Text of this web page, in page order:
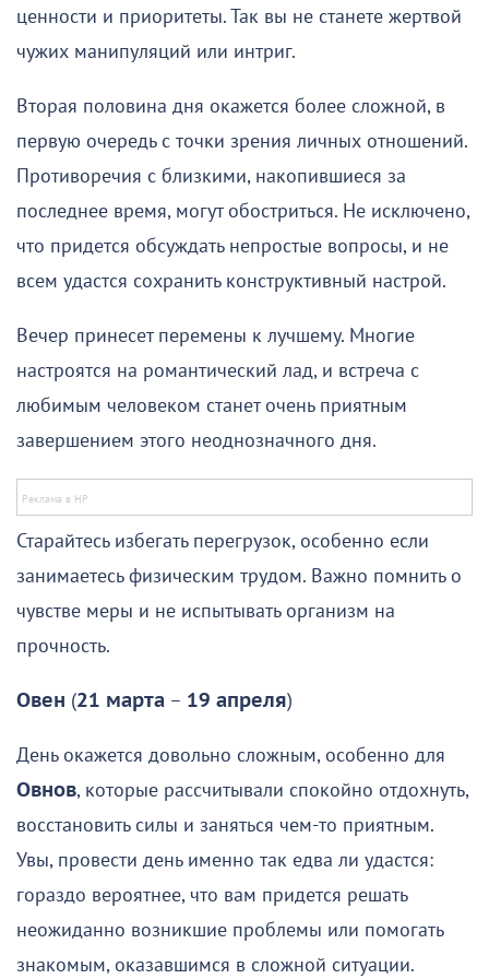
ценности и приоритеты. Так вы не станете жертвой
чужих манипуляций или интриг.
Вторая половина дня окажется более сложной, в
первую очередь с точки зрения личных отношений.
Противоречия с близкими, накопившиеся за
последнее время, могут обостриться. Не исключено,
что придется обсуждать непростые вопросы, и не
всем удастся сохранить конструктивный настрой.
Вечер принесет перемены к лучшему. Многие
настроятся на романтический лад, и встреча с
любимым человеком станет очень приятным
завершением этого неоднозначного дня.
Старайтесь избегать перегрузок, особенно если
занимаетесь физическим трудом. Важно помнить о
чувстве меры и не испытывать организм на
прочность.
Овен (21 марта – 19 апреля)
День окажется довольно сложным, особенно для
Овнов, которые рассчитывали спокойно отдохнуть,
восстановить силы и заняться чем-то приятным.
Увы, провести день именно так едва ли удастся:
гораздо вероятнее, что вам придется решать
неожиданно возникшие проблемы или помогать
знакомым, оказавшимся в сложной ситуации.